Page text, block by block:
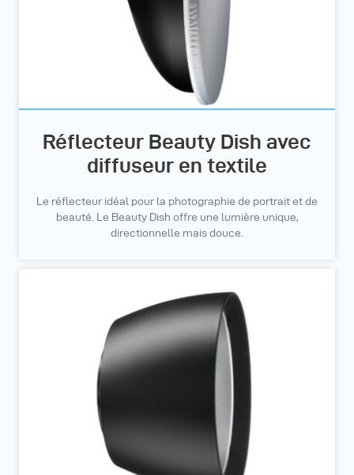
Réflecteur Beauty Dish avec
diffuseur en textile
Le réflecteur idéal pour la photographie de portrait et de
beauté. Le Beauty Dish offre une lumière unique,
directionnelle mais douce.